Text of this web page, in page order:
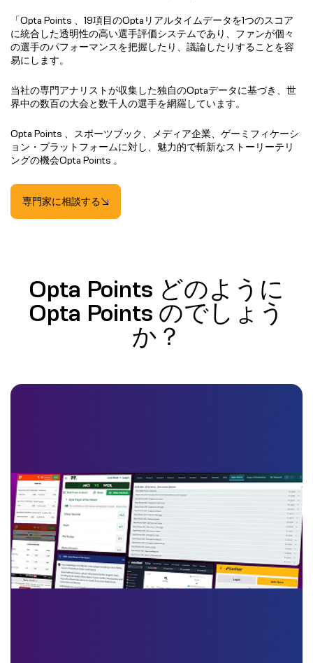
「Opta Points 、19項目のOptaリアルタイムデータを1つのスコア
に統合した透明性の高い選手評価システムであり、ファンが個々
の選手のパフォーマンスを把握したり、議論したりすることを容
易にします。
当社の専門アナリストが収集した独自のOptaデータに基づき、世
界中の数百の大会と数千人の選手を網羅しています。
Opta Points 、スポーツブック、メディア企業、ゲーミフィケーシ
ョン・プラットフォームに対し、魅力的で斬新なストーリーテリ
ングの機会Opta Points 。
専門家に相談する
Opta Points どのように
Opta Points のでしょう
か？